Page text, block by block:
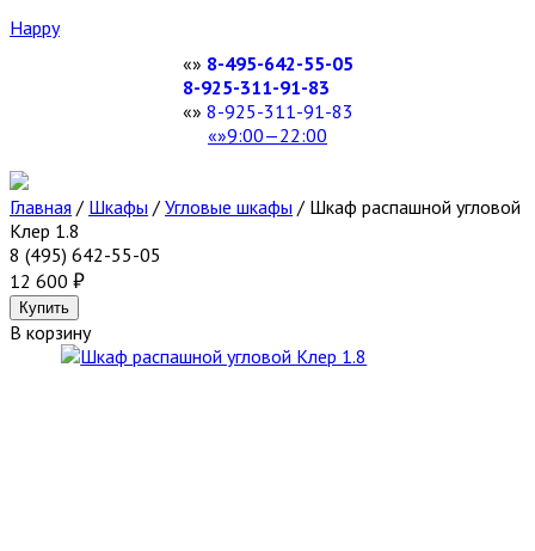
Happy
8-495-642-55-05
8-925-311-91-83
8-925-311-91-83
9:00—22:00
Главная / Шкафы / Угловые шкафы / Шкаф распашной угловой
Клер 1.8
8 (495) 642-55-05
12 600
В корзину